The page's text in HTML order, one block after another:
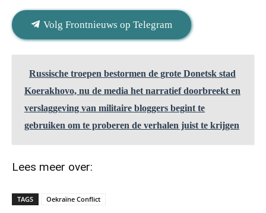
Volg Frontnieuws op Telegram
Russische troepen bestormen de grote Donetsk stad
Koerakhovo, nu de media het narratief doorbreekt en
verslaggeving van militaire bloggers begint te
gebruiken om te proberen de verhalen juist te krijgen
Lees meer over:
TAGS Oekraïne Conflict